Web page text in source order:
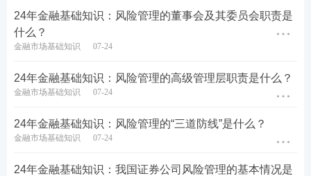
24年金融基础知识：风险管理的董事会及其委员会职责是
什么？
金融市场基础知识 07-24
24年金融基础知识：风险管理的高级管理层职责是什么？
金融市场基础知识 07-24
24年金融基础知识：风险管理的“三道防线”是什么？
金融市场基础知识 07-24
24年金融基础知识：我国证券公司风险管理的基本情况是